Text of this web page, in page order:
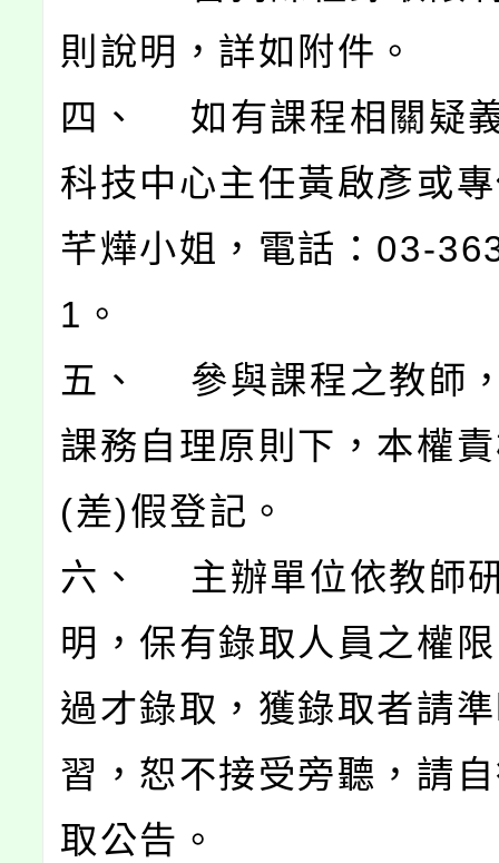
則說明，詳如附件。
四、 如有課程相關疑
科技中心主任黃啟彥或
芊燁小姐，電話：03-
1。
五、 參與課程之教師
課務自理原則下，本權
(差)假登記。
六、 主辦單位依教師
明，保有錄取人員之權
過才錄取，獲錄取者請
習，恕不接受旁聽，請
取公告。